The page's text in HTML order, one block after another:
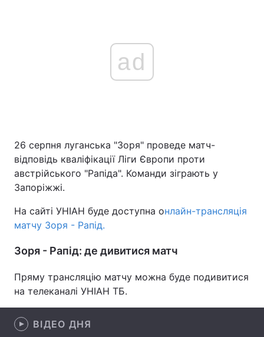
Головна Війна
Економіка
Спорт Наука
Техно і зв'язок Лайт
Зброя Інциденти
Здоров'я
ad
26 серпня луганська "Зоря" проведе матч-
відповідь кваліфікації Ліги Європи проти
австрійського "Рапіда". Команди зіграють у
Запоріжжі.
На сайті УНІАН буде доступна онлайн-трансляція
матчу Зоря - Рапід.
Зоря - Рапід: де дивитися матч
Пряму трансляцію матчу можна буде подивитися
на телеканалі УНІАН ТБ.
ВІДЕО ДНЯ